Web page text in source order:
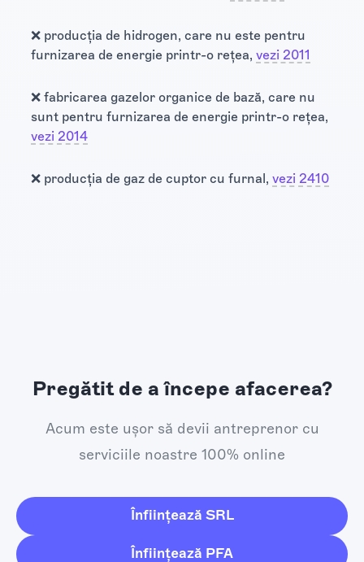
❌ producția de hidrogen, care nu este pentru
furnizarea de energie printr-o rețea, vezi 2011
❌ fabricarea gazelor organice de bază, care nu
sunt pentru furnizarea de energie printr-o rețea,
vezi 2014
❌ producția de gaz de cuptor cu furnal, vezi 2410
Pregătit de a începe afacerea?
Acum este ușor să devii antreprenor cu
serviciile noastre 100% online
Înființează SRL
Înființează PFA